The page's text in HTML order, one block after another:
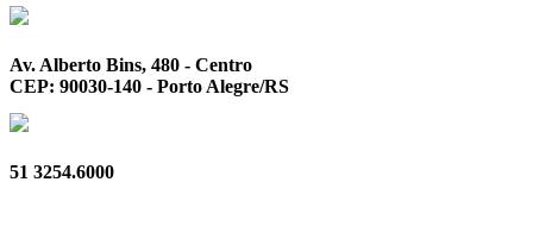
Av. Alberto Bins, 480 - Centro
CEP: 90030-140 - Porto Alegre/RS
51 3254.6000